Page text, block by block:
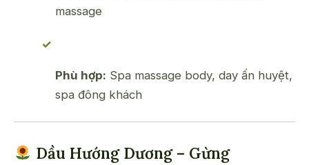
massage
Phù hợp: Spa massage body, day ấn huyệt,
spa đông khách
Dầu Hướng Dương – Gừng